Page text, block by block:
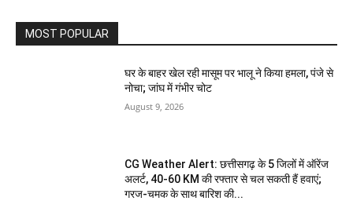
MOST POPULAR
घर के बाहर खेल रही मासूम पर भालू ने किया हमला, पंजे से
नोचा; जांघ में गंभीर चोट
August 9, 2026
CG Weather Alert: छत्तीसगढ़ के 5 जिलों में ऑरेंज
अलर्ट, 40-60 KM की रफ्तार से चल सकती हैं हवाएं;
गरज-चमक के साथ बारिश की...